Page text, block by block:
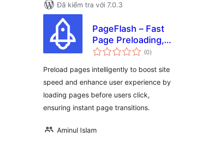
Đã kiểm tra với 7.0.3
PageFlash – Fast
Page Preloading,
Performance
Secure Your
WordPress Site
(0tổng
đánh
)
Preload pages intelligently to boost site
speed and enhance user experience by
loading pages before users click,
ensuring instant page transitions.
Aminul Islam